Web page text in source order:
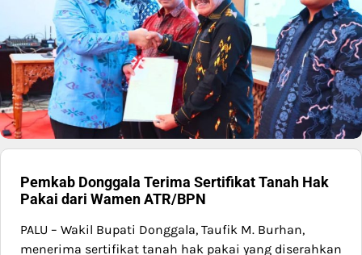
Pemkab Donggala Terima Sertifikat Tanah Hak
Pakai dari Wamen ATR/BPN
PALU – Wakil Bupati Donggala, Taufik M. Burhan,
menerima sertifikat tanah hak pakai yang diserahkan